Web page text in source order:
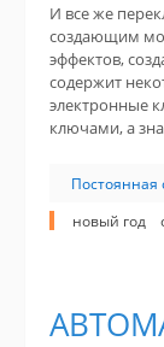
И все же
создающим
эффектов,
содержит
электронные
ключами, а
Постоянная
новый год